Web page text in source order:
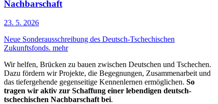
Nachbarschaft
23. 5. 2026
Neue Sonderausschreibung des Deutsch-Tschechischen
Zukunftsfonds. mehr
Wir helfen, Brücken zu bauen zwischen Deutschen und Tschechen.
Dazu fördern wir Projekte, die Begegnungen, Zusammenarbeit und
das tiefergehende gegenseitige Kennenlernen ermöglichen. So
tragen wir aktiv zur Schaffung einer lebendigen deutsch-
tschechischen Nachbarschaft bei.